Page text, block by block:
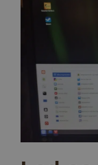
Storage
Navn
Privacy Policy